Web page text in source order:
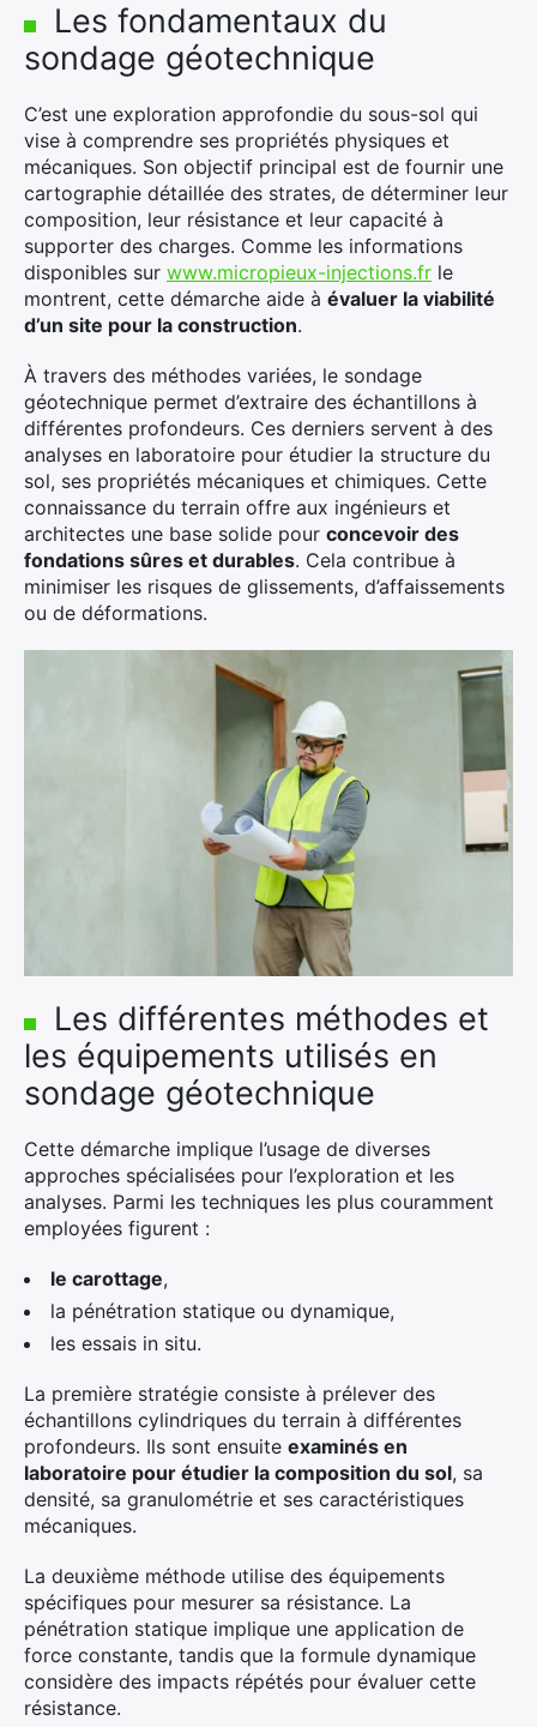
Les fondamentaux du
sondage géotechnique
C’est une exploration approfondie du sous-sol qui
vise à comprendre ses propriétés physiques et
mécaniques. Son objectif principal est de fournir une
cartographie détaillée des strates, de déterminer leur
composition, leur résistance et leur capacité à
supporter des charges. Comme les informations
disponibles sur www.micropieux-injections.fr le
montrent, cette démarche aide à évaluer la viabilité
d’un site pour la construction.
À travers des méthodes variées, le sondage
géotechnique permet d’extraire des échantillons à
différentes profondeurs. Ces derniers servent à des
analyses en laboratoire pour étudier la structure du
sol, ses propriétés mécaniques et chimiques. Cette
connaissance du terrain offre aux ingénieurs et
architectes une base solide pour concevoir des
fondations sûres et durables. Cela contribue à
minimiser les risques de glissements, d’affaissements
ou de déformations.
Les différentes méthodes et
les équipements utilisés en
sondage géotechnique
Cette démarche implique l’usage de diverses
approches spécialisées pour l’exploration et les
analyses. Parmi les techniques les plus couramment
employées figurent :
le carottage,
la pénétration statique ou dynamique,
les essais in situ.
La première stratégie consiste à prélever des
échantillons cylindriques du terrain à différentes
profondeurs. Ils sont ensuite examinés en
laboratoire pour étudier la composition du sol, sa
densité, sa granulométrie et ses caractéristiques
mécaniques.
La deuxième méthode utilise des équipements
spécifiques pour mesurer sa résistance. La
pénétration statique implique une application de
force constante, tandis que la formule dynamique
considère des impacts répétés pour évaluer cette
résistance.